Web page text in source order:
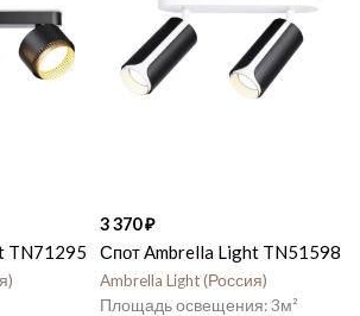
TN71295
3 370
Спот Ambrella Light TN51598
Ambrella Light Россия
3